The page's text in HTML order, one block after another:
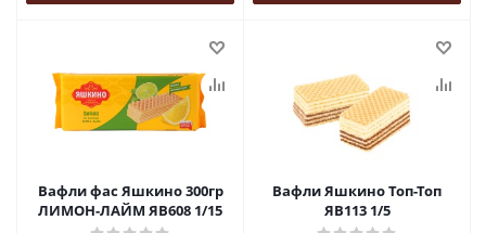
Вафли фас Яшкино 300гр
ЛИМОН-ЛАЙМ ЯВ608 1/15
Вафли Яшкино Топ-Топ
ЯВ113 1/5